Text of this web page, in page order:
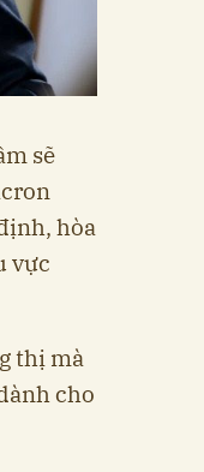
sẽ
hòa
vực
thị mà
cho